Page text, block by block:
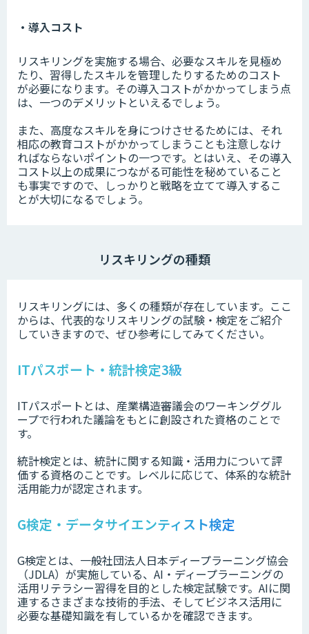
・導入コスト
リスキリングを実施する場合、必要なスキルを見極め
たり、習得したスキルを管理したりするためのコスト
が必要になります。その導入コストがかかってしまう点
は、一つのデメリットといえるでしょう。
また、高度なスキルを身につけさせるためには、それ
相応の教育コストがかかってしまうことも注意しなけ
ればならないポイントの一つです。とはいえ、その導入
コスト以上の成果につながる可能性を秘めていること
も事実ですので、しっかりと戦略を立てて導入するこ
とが大切になるでしょう。
リスキリングの種類
リスキリングには、多くの種類が存在しています。ここ
からは、代表的なリスキリングの試験・検定をご紹介
していきますので、ぜひ参考にしてみてください。
ITパスポート・統計検定3級
ITパスポートとは、産業構造審議会のワーキンググル
ープで行われた議論をもとに創設された資格のことで
す。
統計検定とは、統計に関する知識・活用力について評
価する資格のことです。レベルに応じて、体系的な統計
活用能力が認定されます。
G検定・データサイエンティスト検定
G検定とは、一般社団法人日本ディープラーニング協会
（JDLA）が実施している、AI・ディープラーニングの
活⽤リテラシー習得を目的とした検定試験です。AIに関
連するさまざまな技術的⼿法、そしてビジネス活⽤に
必要な基礎知識を有しているかを確認できます。